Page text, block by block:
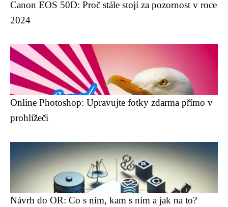
Canon EOS 50D: Proč stále stojí za pozornost v roce
2024
Online Photoshop: Upravujte fotky zdarma přímo v
prohlížeči
Návrh do OR: Co s ním, kam s ním a jak na to?